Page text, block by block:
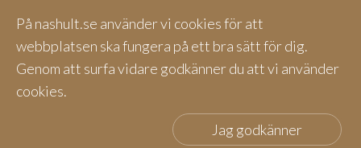
På nashult.se använder vi cookies för att
webbplatsen ska fungera på ett bra sätt för dig.
Genom att surfa vidare godkänner du att vi använder
cookies.
Jag godkänner